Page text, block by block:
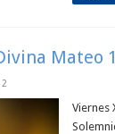
Mateo
2
Viernes